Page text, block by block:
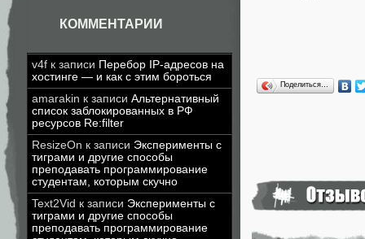
КОММЕНТАРИИ
v4f к записи Перебор IP-адресов на
хостинге — и как с этим бороться
amarakin к записи Альтернативный
список заблокированных в РФ
ресурсов Re:filter
ResizeOn к записи Эксперименты с
тиграми и другие способы
преподавать программирование
студентам, которым скучно
Text2Vid к записи Эксперименты с
тиграми и другие способы
преподавать программирование
Поделиться…